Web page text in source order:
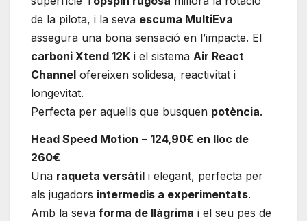
de la pilota, i la seva escuma MultiEva
assegura una bona sensació en l’impacte. El
carboni Xtend 12K i el sistema Air React
Channel ofereixen solidesa, reactivitat i
longevitat.
Perfecta per aquells que busquen potència.
Head Speed Motion – 124,90€ en lloc de
260€
Una raqueta versàtil i elegant, perfecta per
als jugadors intermedis a experimentats.
Amb la seva forma de llàgrima i el seu pes de